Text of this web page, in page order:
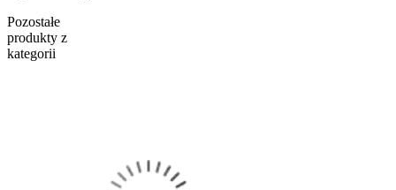
Pozostałe
produkty z
kategorii